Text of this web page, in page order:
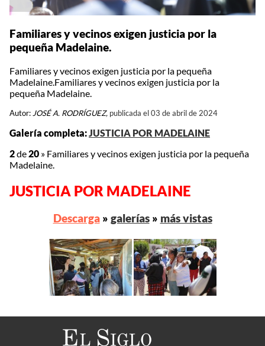
Familiares y vecinos exigen justicia por la
pequeña Madelaine.
Familiares y vecinos exigen justicia por la pequeña
Madelaine.Familiares y vecinos exigen justicia por la
pequeña Madelaine.
Autor:JOSÉ A. RODRÍGUEZ, publicada el 03 de abril de 2024
Galería completa:JUSTICIA POR MADELAINE
2de20 » Familiares y vecinos exigen justicia por la pequeña
Madelaine.
JUSTICIA POR MADELAINE
Descarga» galerías» más vistas